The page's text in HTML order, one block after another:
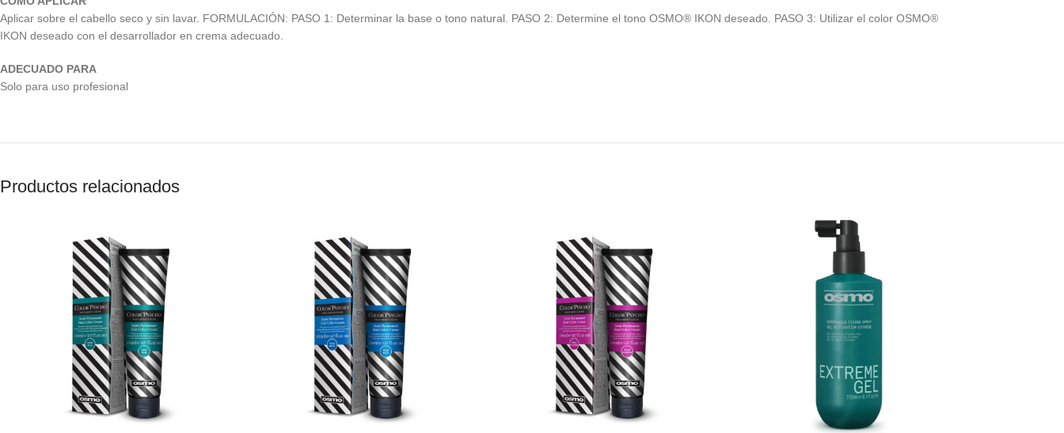
Aplicar sobre el cabello seco y sin lavar. FORMULACIÓN: PASO 1: Determinar la base o tono natural. PASO 2: Determine el tono OSMO® IKON deseado. PASO 3: Utilizar el color OSMO®
IKON deseado con el desarrollador en crema adecuado.
ADECUADO PARA
Solo para uso profesional
Productos relacionados